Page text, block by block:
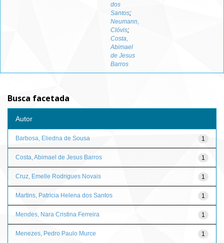
dos
Santos;
Neumann,
Clóvis;
Costa,
Abimael
de Jesus
Barros
Busca facetada
Autor
1
Barbosa, Eliedna de Sousa
1
Costa, Abimael de Jesus Barros
1
Cruz, Emelle Rodrigues Novais
1
Martins, Patricia Helena dos Santos
1
Mendes, Nara Cristina Ferreira
1
Menezes, Pedro Paulo Murce